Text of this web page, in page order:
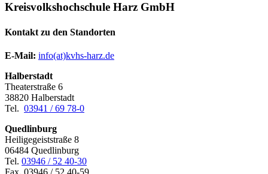
Kreisvolkshochschule Harz GmbH
Kontakt zu den Standorten
E-Mail: info(at)kvhs-harz.de
Halberstadt
Theaterstraße 6
38820 Halberstadt
Tel. 03941 / 69 78-0
Quedlinburg
Heiligegeiststraße 8
06484 Quedlinburg
Tel. 03946 / 52 40-30
Fax. 03946 / 52 40-59